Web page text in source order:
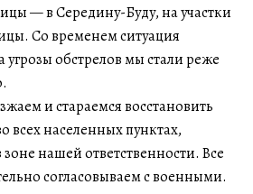
— в Середину-Буду, на участки
Со временем ситуация
угрозы обстрелов мы стали реже
и стараемся восстановить
всех населенных пунктах,
нашей ответственности. Все
согласовываем с военными.